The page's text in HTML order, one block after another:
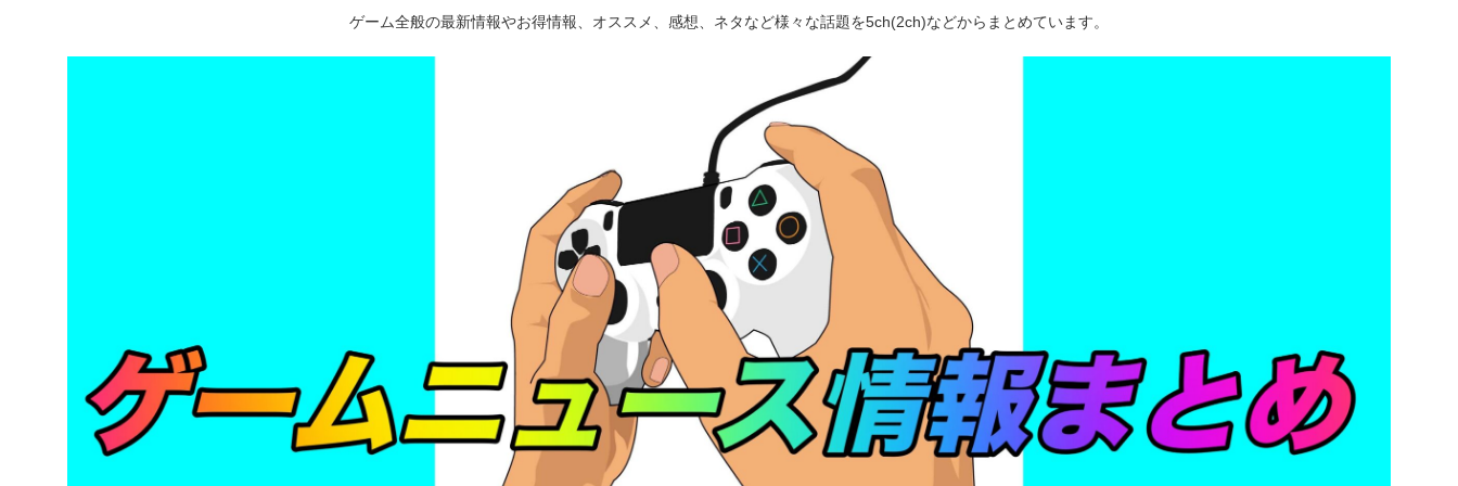
ゲーム全般の最新情報やお得情報、オススメ、感想、ネタなど様々な話題を5ch(2ch)などからまとめています。